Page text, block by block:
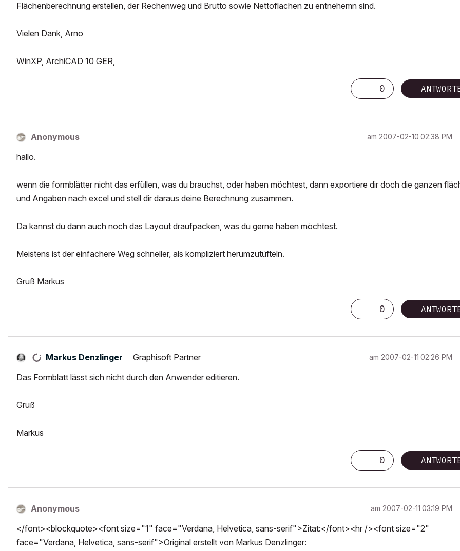
Flächenberechnung erstellen, der Rechenweg und Brutto sowie Nettoflächen zu entnehemn sind.
Vielen Dank, Arno
WinXP, ArchiCAD 10 GER,
0
Anonymous am ‎2007-02-10 02:38 PM
hallo.
wenn die formblätter nicht das erfüllen, was du brauchst, oder haben möchtest, dann exportiere dir doch die ganzen
und Angaben nach excel und stell dir daraus deine Berechnung zusammen.
Da kannst du dann auch noch das Layout draufpacken, was du gerne haben möchtest.
Meistens ist der einfachere Weg schneller, als kompliziert herumzutüfteln.
Gruß Markus
0
Markus Denzlinger Graphisoft Partner am ‎2007-02-11 02:26 PM
Das Formblatt lässt sich nicht durch den Anwender editieren.
Gruß
Markus
0
Anonymous am ‎2007-02-11 03:19 PM
</font><blockquote><font size="1" face="Verdana, Helvetica, sans-serif">Zitat:</font><hr /><font size="2"
face="Verdana, Helvetica, sans-serif">Original erstellt von Markus Denzlinger: